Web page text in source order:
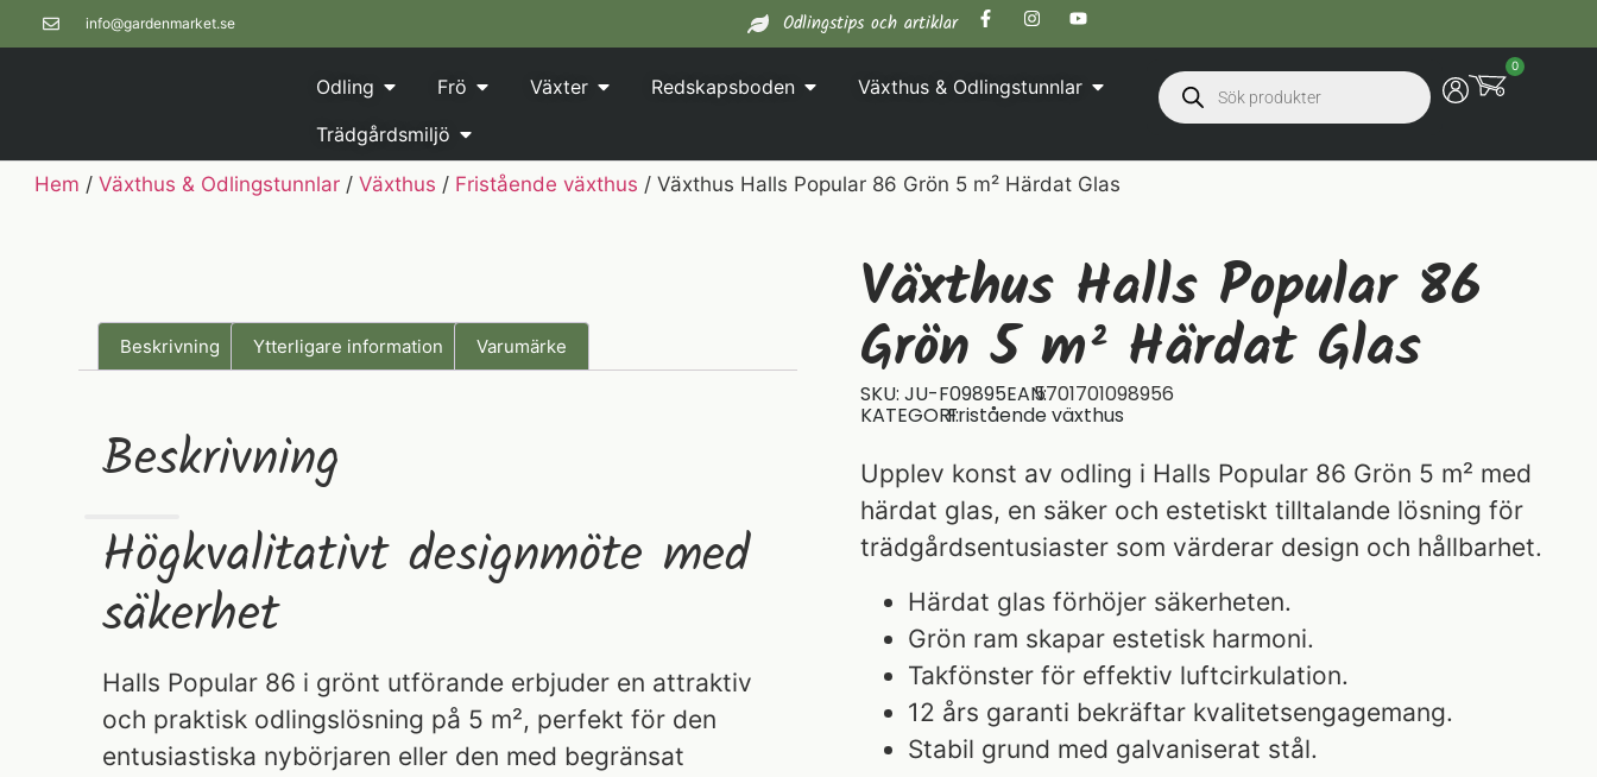
info@gardenmarket.se Odlingstips och artiklar
Odling Frö Växter Redskapsboden
Växthus & Odlingstunnlar
Trädgårdsmiljö
0
Hem / Växthus & Odlingstunnlar / Växthus / Fristående växthus / Växthus Halls Popular 86 Grön 5 m² Härdat Glas
Beskrivning Ytterligare information Varumärke
Beskrivning
Högkvalitativt designmöte med
säkerhet
Halls Popular 86 i grönt utförande erbjuder en attraktiv
och praktisk odlingslösning på 5 m², perfekt för den
entusiastiska nybörjaren eller den med begränsat
Växthus Halls Popular 86
Grön 5 m² Härdat Glas
SKU: JU-F09895EAN:5701701098956
KATEGORI:Fristående växthus
Upplev konst av odling i Halls Popular 86 Grön 5 m² med
härdat glas, en säker och estetiskt tilltalande lösning för
trädgårdsentusiaster som värderar design och hållbarhet.
Härdat glas förhöjer säkerheten.
Grön ram skapar estetisk harmoni.
Takfönster för effektiv luftcirkulation.
12 års garanti bekräftar kvalitetsengagemang.
Stabil grund med galvaniserat stål.